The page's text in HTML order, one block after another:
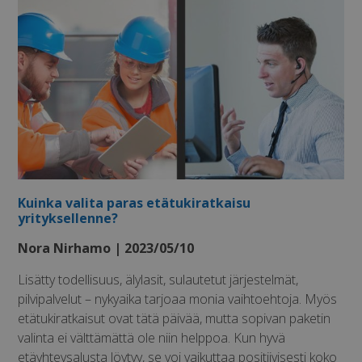
Kuinka valita paras etätukiratkaisu
yrityksellenne?
Nora Nirhamo | 2023/05/10
Lisätty todellisuus, älylasit, sulautetut järjestelmät,
pilvipalvelut – nykyaika tarjoaa monia vaihtoehtoja. Myös
etätukiratkaisut ovat tätä päivää, mutta sopivan paketin
valinta ei välttämättä ole niin helppoa. Kun hyvä
etäyhteysalusta löytyy, se voi vaikuttaa positiivisesti koko
Ehdottomasti välttämättömät
Suorituskyvylliset
Kohdentavat
Luokittelemattomat
Ehdottomasti välttämättömät evästeet
mahdollistavat verkkosivuston perustoiminnot,
Sivustoa ei voida käyttää oikein ilman ehdottoman
välttämättömiä evästeitä.
Nimi
li_gc
LinkedIn
Corporation
.linkedin.com